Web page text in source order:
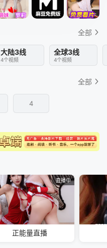
全部
大陆3线
4个视频
全球3线
4个视频
全部
4
直播中
正能量直播